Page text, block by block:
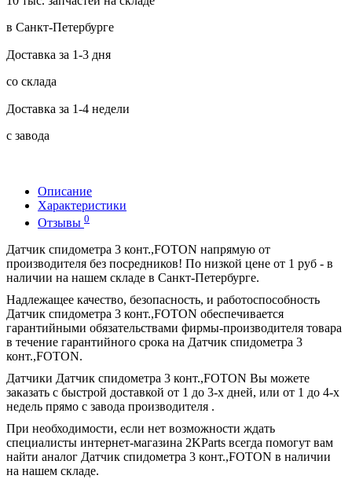
в Санкт-Петербурге
Доставка за 1-3 дня
со склада
Доставка за 1-4 недели
с завода
Описание
Характеристики
Отзывы 0
Датчик спидометра 3 конт.,FOTON напрямую от
производителя без посредников! По низкой цене от 1 руб - в
наличии на нашем складе в Санкт-Петербурге.
Надлежащее качество, безопасность, и работоспособность
Датчик спидометра 3 конт.,FOTON обеспечивается
гарантийными обязательствами фирмы-производителя товара
в течение гарантийного срока на Датчик спидометра 3
конт.,FOTON.
Датчики Датчик спидометра 3 конт.,FOTON Вы можете
заказать с быстрой доставкой от 1 до 3-х дней, или от 1 до 4-х
недель прямо с завода производителя .
При необходимости, если нет возможности ждать
специалисты интернет-магазина 2KParts всегда помогут вам
найти аналог Датчик спидометра 3 конт.,FOTON в наличии
на нашем складе.